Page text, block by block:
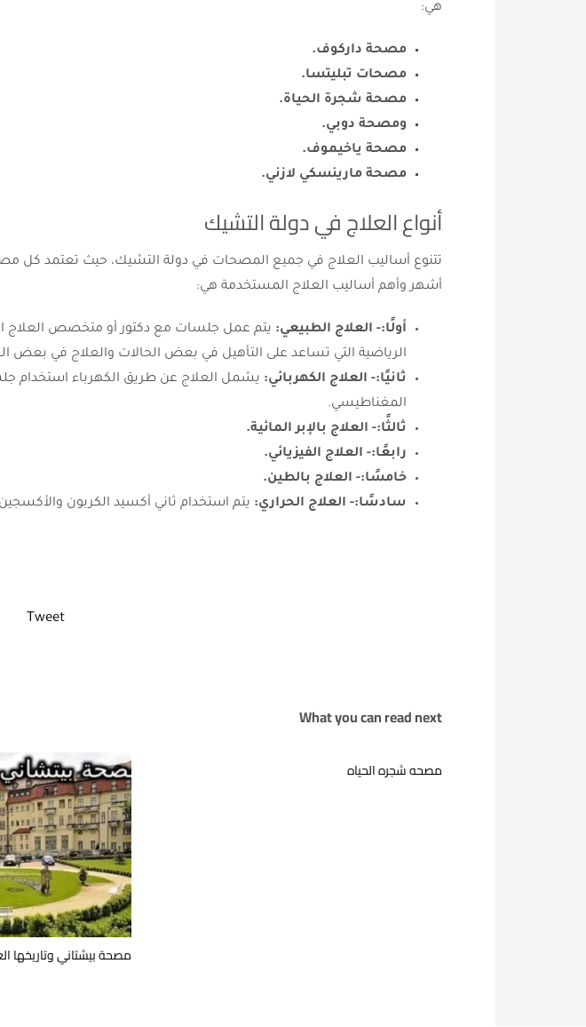
هي:
مصحة داركوف.
مصحات تبليتسا.
مصحة شجرة الحياة.
ومصحة دوبي.
مصحة ياخيموف.
مصحة مارينسكي لازني.
أنواع العلاج في دولة التشيك
تتنوع أساليب العلاج في جميع المصحات في دولة التشيك، حيث تعتمد كل
أشهر وأهم أساليب العلاج المستخدمة هي:
أولًا:- العلاج الطبيعي: يتم عمل جلسات مع دكتور أو متخصص العلاج
الرياضية التي تساعد على التأهيل في بعض الحالات والعلاج في بعض
ثانيًا:- العلاج الكهربائي: يشمل العلاج عن طريق الكهرباء استخدام
المغناطيسي.
ثالثًا:- العلاج بالإبر المائية.
رابعًا:- العلاج الفيزيائي.
خامسًا:- العلاج بالطين.
سادسًا:- العلاج الحراري: يتم استخدام ثاني أكسيد الكربون
Tweet
What you can read next
مصحه شجره الحياه
مصحة بيشتاني وتاريخها